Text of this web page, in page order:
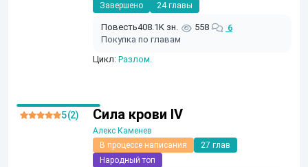
Завершено
24 главы
Повесть408.1K зн. 558
6
Покупка по главам
Цикл: Разлом.
Сила крови IV
Алекс Каменев
В процессе написания
27 глав
Народный топ
5 (2)